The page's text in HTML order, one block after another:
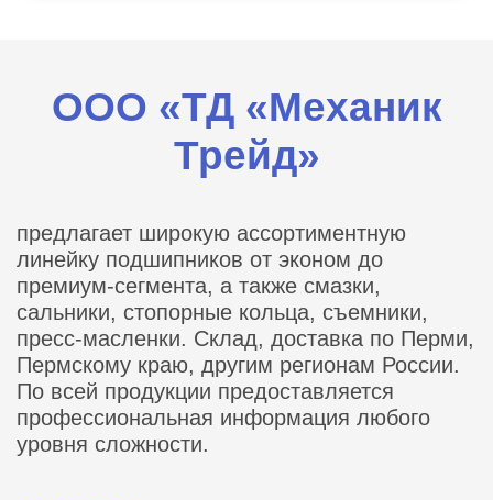
ООО «ТД «Механик
Трейд»
предлагает широкую ассортиментную
линейку подшипников от эконом до
премиум-сегмента, а также смазки,
сальники, стопорные кольца, съемники,
пресс-масленки. Склад, доставка по Перми,
Пермскому краю, другим регионам России.
По всей продукции предоставляется
профессиональная информация любого
уровня сложности.